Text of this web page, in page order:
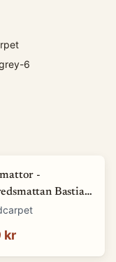
6
-
Bastian
70 x 50
kr